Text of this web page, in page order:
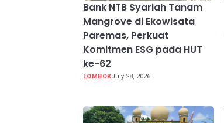
Bank NTB Syariah Tanam
Mangrove di Ekowisata
Paremas, Perkuat
Komitmen ESG pada HUT
ke-62
LOMBOKJuly 28, 2026